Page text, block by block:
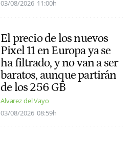
03/08/2026 11:00h
El precio de los nuevos
Pixel 11 en Europa ya se
ha filtrado, y no van a ser
baratos, aunque partirán
de los 256 GB
Alvarez del Vayo
03/08/2026 08:59h